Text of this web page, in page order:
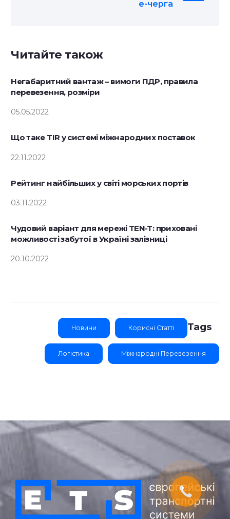
е-черга
Читайте також
Негабаритний вантаж – вимоги ПДР, правила
перевезення, розміри
05.05.2022
Що таке TIR у системі міжнародних поставок
22.11.2022
Рейтинг найбільших у світі морських портів
03.11.2022
Чудовий варіант для мережі TEN-T: приховані
можливості забутої в Україні залізниці
20.10.2022
Новини Корисні Статті Tags
Логістика Міжнародні Перевезення